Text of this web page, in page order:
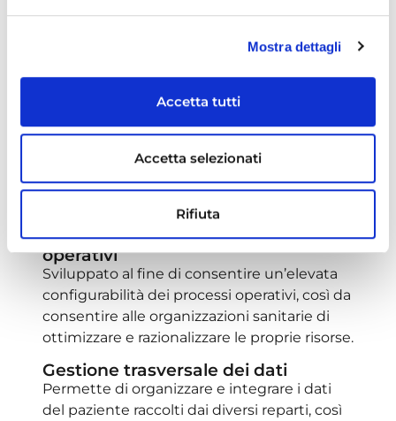
Mostra dettagli
Accetta tutti
Accetta selezionati
Rifiuta
Aumentare la produttività e
ridurre il rischio operativo​
Configurabilità dei processi
operativi
Sviluppato al fine di consentire un’elevata
configurabilità dei processi operativi, così da
consentire alle organizzazioni sanitarie di
ottimizzare e razionalizzare le proprie risorse.
Gestione trasversale dei dati​
Permette di organizzare e integrare i dati
del paziente raccolti dai diversi reparti, così